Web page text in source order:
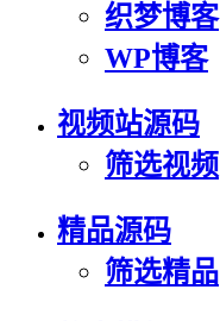
织梦博客
WP博客
视频站源码
筛选视频
精品源码
筛选精品